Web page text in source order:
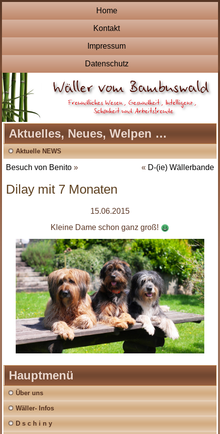
Home
Kontakt
Impressum
Datenschutz
Aktuelles, Neues, Welpen …
Aktuelle NEWS
Besuch von Benito » « D-(ie) Wällerbande
Dilay mit 7 Monaten
15.06.2015
Kleine Dame schon ganz groß!
Hauptmenü
Über uns
Wäller- Infos
D s c h i n y